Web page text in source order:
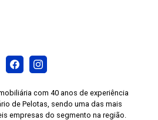
com 40 anos de experiência
de Pelotas, sendo uma das mais
empresas do segmento na região.